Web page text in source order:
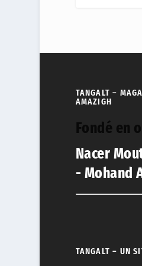
TANGALT –
AMAZIGH
Fondé en
Nacer
- Mohand
TANGALT – UN